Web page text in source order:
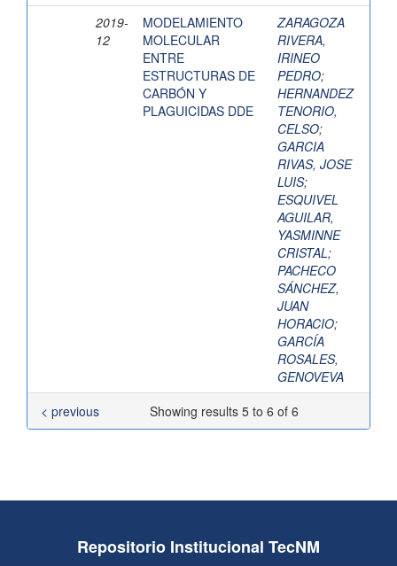
2019-
12
MODELAMIENTO
MOLECULAR
ENTRE
ESTRUCTURAS DE
CARBÓN Y
PLAGUICIDAS DDE
ZARAGOZA
RIVERA,
IRINEO
PEDRO;
HERNANDEZ
TENORIO,
CELSO;
GARCIA
RIVAS, JOSE
LUIS;
ESQUIVEL
AGUILAR,
YASMINNE
CRISTAL;
PACHECO
SÁNCHEZ,
JUAN
HORACIO;
GARCÍA
ROSALES,
GENOVEVA
Showing results 5 to 6 of 6
< previous
Repositorio Institucional TecNM